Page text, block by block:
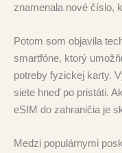
znamenala nové číslo,
Potom som objavila
smartfóne, ktorý
potreby fyzickej karty.
siete hneď po pristáti.
eSIM do zahraničia je
Medzi populárnymi